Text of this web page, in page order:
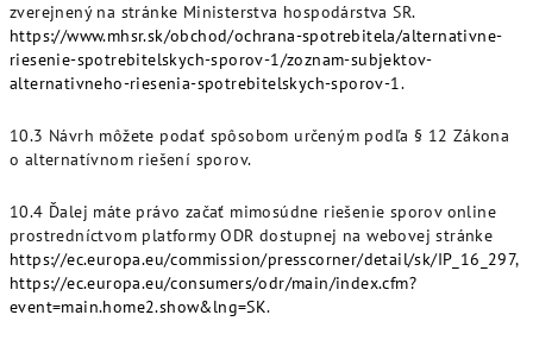
zverejnený na stránke Ministerstva hospodárstva SR.
https://www.mhsr.sk/obchod/ochrana-spotrebitela/alternativne-
riesenie-spotrebitelskych-sporov-1/zoznam-subjektov-
alternativneho-riesenia-spotrebitelskych-sporov-1.
10.3 Návrh môžete podať spôsobom určeným podľa § 12 Zákona
o alternatívnom riešení sporov.
10.4 Ďalej máte právo začať mimosúdne riešenie sporov online
prostredníctvom platformy ODR dostupnej na webovej stránke
https://ec.europa.eu/commission/presscorner/detail/sk/IP_16_297,
https://ec.europa.eu/consumers/odr/main/index.cfm?
event=main.home2.show&lng=SK.